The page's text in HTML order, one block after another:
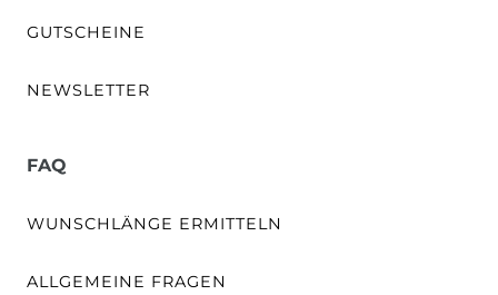
GUTSCHEINE
NEWSLETTER
FAQ
WUNSCHLÄNGE ERMITTELN
ALLGEMEINE FRAGEN